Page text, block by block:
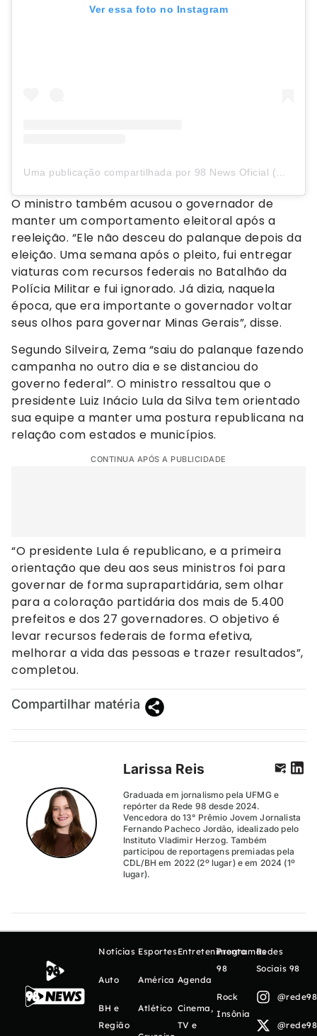
Ver essa foto no Instagram
O ministro também acusou o governador de
manter um comportamento eleitoral após a
reeleição. “Ele não desceu do palanque depois da
eleição. Uma semana após o pleito, fui entregar
viaturas com recursos federais no Batalhão da
Polícia Militar e fui ignorado. Já dizia, naquela
época, que era importante o governador voltar
seus olhos para governar Minas Gerais”, disse.
Segundo Silveira, Zema “saiu do palanque fazendo
campanha no outro dia e se distanciou do
governo federal”. O ministro ressaltou que o
presidente Luiz Inácio Lula da Silva tem orientado
sua equipe a manter uma postura republicana na
relação com estados e municípios.
CONTINUA APÓS A PUBLICIDADE
“O presidente Lula é republicano, e a primeira
orientação que deu aos seus ministros foi para
governar de forma suprapartidária, sem olhar
para a coloração partidária dos mais de 5.400
prefeitos e dos 27 governadores. O objetivo é
levar recursos federais de forma efetiva,
melhorar a vida das pessoas e trazer resultados”,
completou.
Compartilhar matéria
Larissa Reis
Graduada em jornalismo pela UFMG e
repórter da Rede 98 desde 2024.
Vencedora do 13° Prêmio Jovem Jornalista
Fernando Pacheco Jordão, idealizado pelo
Instituto Vladimir Herzog. Também
participou de reportagens premiadas pela
CDL/BH em 2022 (2º lugar) e em 2024 (1º
lugar).
Notícias
Auto
BH e
Região
Esportes
América
Atlético
Entretenimento
Agenda
Cinema,
TV e
Programas
98
Rock
Insônia
Redes
Sociais 98